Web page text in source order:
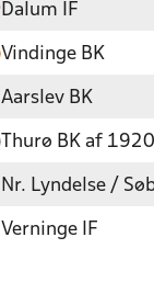
Dalum IF
Vindinge BK
Aarslev BK
Thurø BK af 1920
Nr. Lyndelse /
Verninge IF